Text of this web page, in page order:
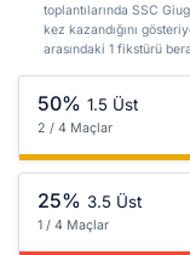
toplantılarında SSC
kez kazandığını
arasındaki 1 fikstürü
50% 1.5 Üst
2 / 4 Maçlar
25% 3.5 Üst
1 / 4 Maçlar